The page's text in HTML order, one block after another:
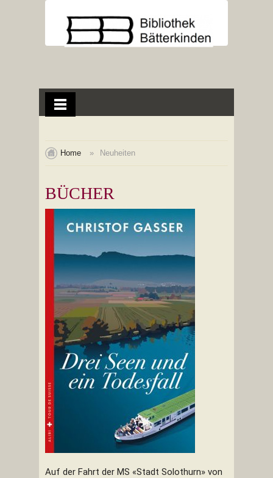
Home Neuheiten
BÜCHER
Auf der Fahrt der MS «Stadt Solothurn» von